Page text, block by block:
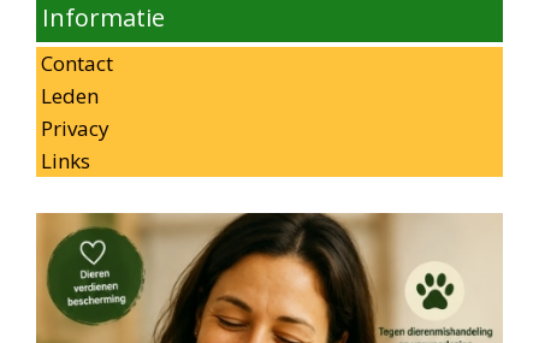
Informatie
Contact
Leden
Privacy
Links